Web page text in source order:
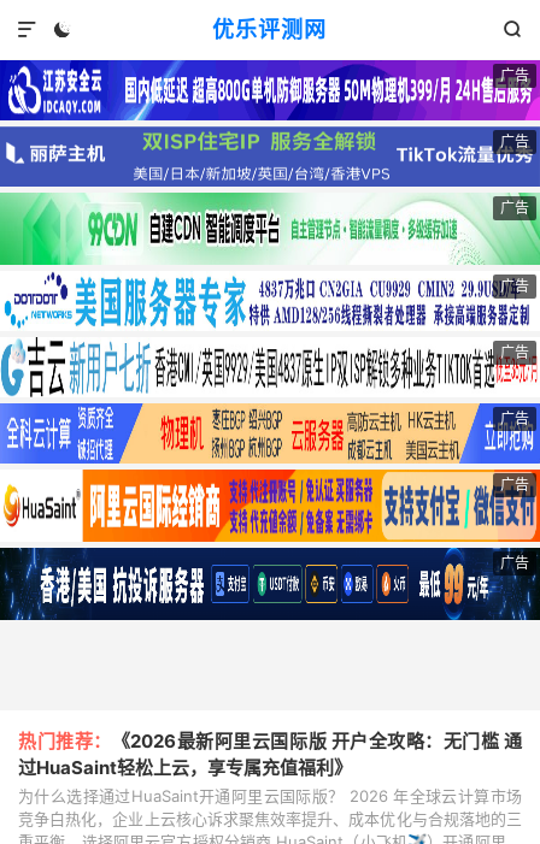
优乐评测网
 

广告
广告
广告
广告
广告
广告
广告
广告
热门推荐：
《2026最新阿里云国际版 开户全攻略：无门槛 通
过HuaSaint轻松上云，享专属充值福利》
为什么选择通过HuaSaint开通阿里云国际版？ 2026 年全球云计算市场
竞争白热化，企业上云核心诉求聚焦效率提升、成本优化与合规落地的三